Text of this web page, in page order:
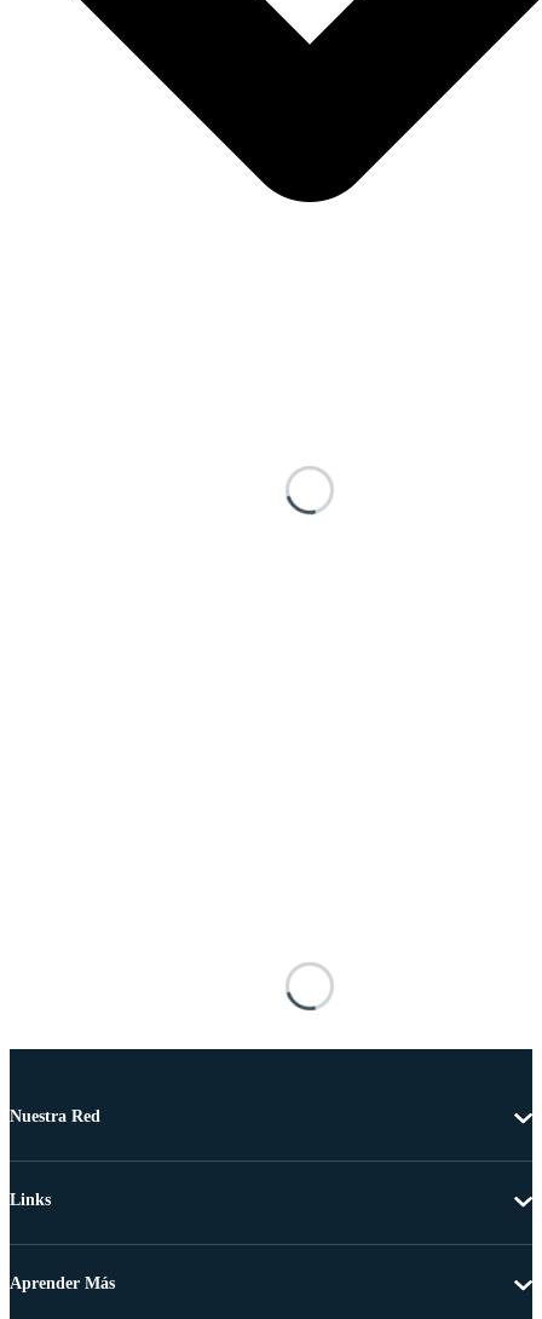
Nuestra Red
Links
Aprender Más